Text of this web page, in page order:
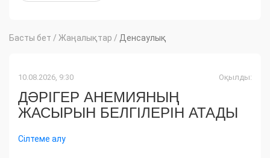
Басты бет / Жаңалықтар / Денсаулық
10.08.2026, 9:30 Оқылды:
ДӘРІГЕР АНЕМИЯНЫҢ
ЖАСЫРЫН БЕЛГІЛЕРІН АТАДЫ
Сілтеме алу